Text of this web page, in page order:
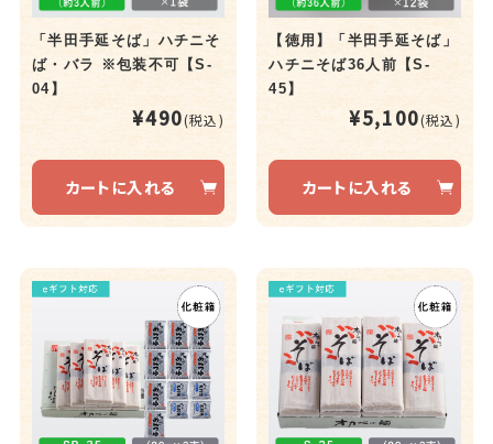
「半田手延そば」ハチニそ
ば・バラ ※包装不可【S-
04】
¥490(税込)
カートに入れる
【徳用】「半田手延そば」
ハチニそば36人前【S-
45】
¥5,100(税込)
カートに入れる